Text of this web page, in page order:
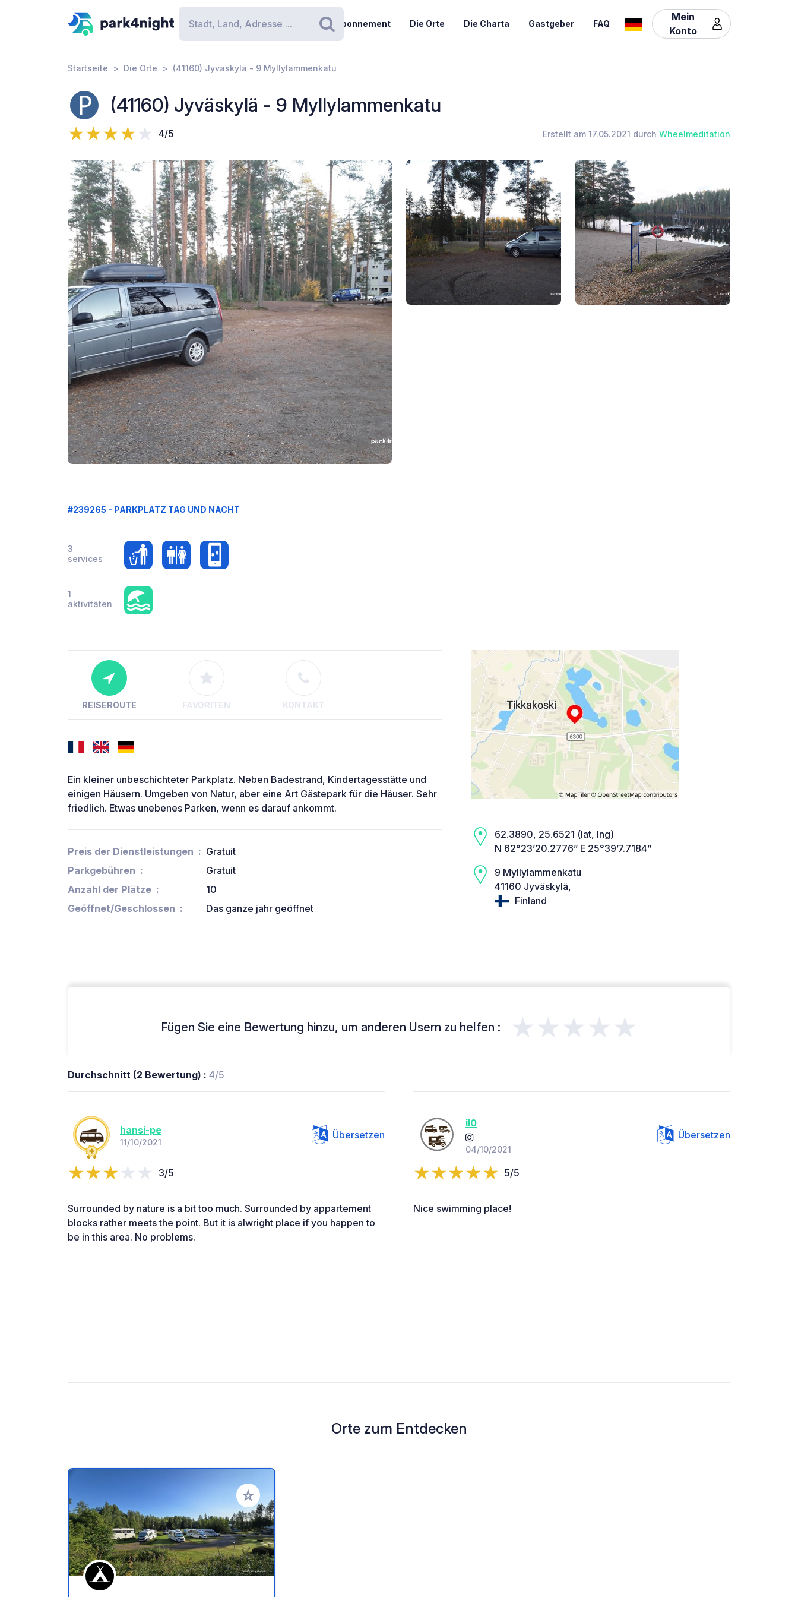
Suchen
Abonnement Die Orte Die Charta Gastgeber FAQ
Mein
Konto
Startseite Die Orte (41160) Jyväskylä - 9 Myllylammenkatu
(41160) Jyväskylä - 9 Myllylammenkatu
4/5 Erstellt am 17.05.2021 durch Wheelmeditation
#239265 - PARKPLATZ TAG UND NACHT
3
services
1
aktivitäten
REISEROUTE FAVORITEN KONTAKT
Ein kleiner unbeschichteter Parkplatz. Neben Badestrand, Kindertagesstätte und
einigen Häusern. Umgeben von Natur, aber eine Art Gästepark für die Häuser. Sehr
friedlich. Etwas unebenes Parken, wenn es darauf ankommt.
Preis der Dienstleistungen
Gratuit
Parkgebühren
Gratuit
Anzahl der Plätze
10
Geöffnet/Geschlossen
Das ganze jahr geöffnet
62.3890, 25.6521 (lat, lng)
N 62°23’20.2776” E 25°39’7.7184”
9 Myllylammenkatu
41160 Jyväskylä,
Finland
Fügen Sie eine Bewertung hinzu, um anderen Usern zu helfen : ★★★★★
Durchschnitt (2 Bewertung) : 4/5
hansi-pe
11/10/2021
Übersetzen
3/5
Surrounded by nature is a bit too much. Surrounded by appartement
blocks rather meets the point. But it is alwright place if you happen to
be in this area. No problems.
il0
04/10/2021
Übersetzen
5/5
Nice swimming place!
Orte zum Entdecken
Zu Ihren Favoriten hinzufügen